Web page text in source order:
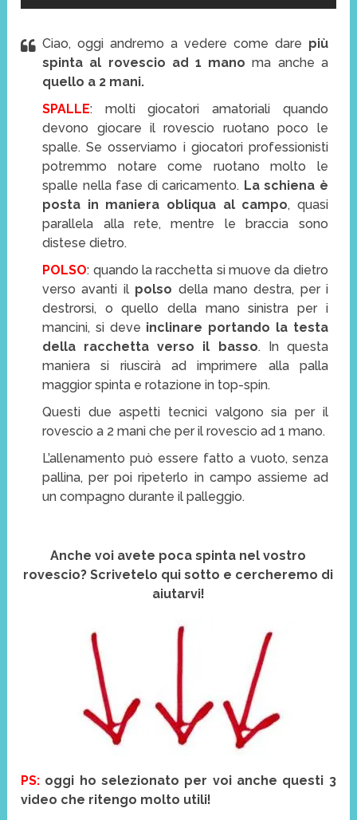
Ciao, oggi andremo a vedere come dare più
spinta al rovescio ad 1 mano ma anche a
quello a 2 mani.
SPALLE: molti giocatori amatoriali quando
devono giocare il rovescio ruotano poco le
spalle. Se osserviamo i giocatori professionisti
potremmo notare come ruotano molto le
spalle nella fase di caricamento. La schiena è
posta in maniera obliqua al campo, quasi
parallela alla rete, mentre le braccia sono
distese dietro.
POLSO: quando la racchetta si muove da dietro
verso avanti ilpolso della mano destra, per i
destrorsi, o quello della mano sinistra per i
mancini, si deve inclinare portando la testa
della racchetta verso il basso. In questa
maniera si riuscirà ad imprimere alla palla
maggior spinta e rotazione in top-spin.
Questi due aspetti tecnici valgono sia per il
rovescio a 2 mani che per il rovescio ad 1 mano.
L’allenamento può essere fatto a vuoto, senza
pallina, per poi ripeterlo in campo assieme ad
un compagno durante il palleggio.
Anche voi avete poca spinta nel vostro
rovescio? Scrivetelo qui sotto e cercheremo di
aiutarvi!
PS: oggi ho selezionato per voi anche questi 3
video che ritengo molto utili!